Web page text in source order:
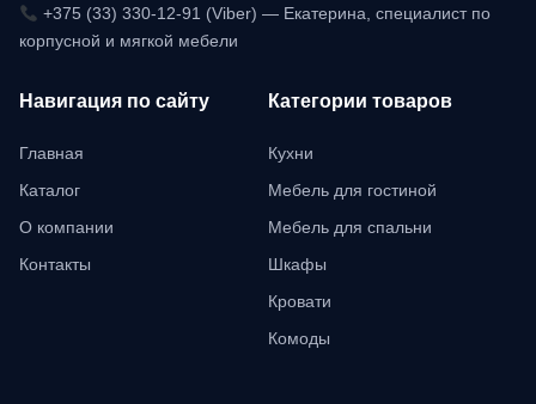
+375 (33) 330-12-91 (Viber) — Екатерина, специалист по
корпусной и мягкой мебели
Навигация по сайту
Главная
Каталог
О компании
Контакты
Категории товаров
Кухни
Мебель для гостиной
Мебель для спальни
Шкафы
Кровати
Комоды